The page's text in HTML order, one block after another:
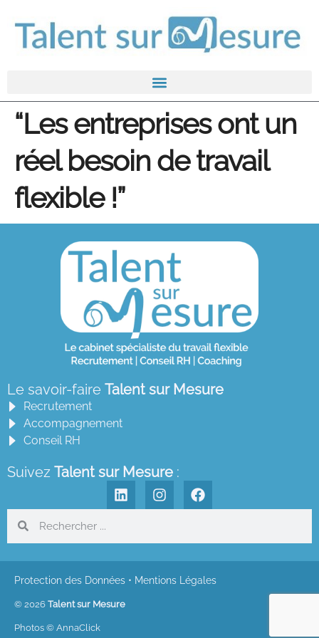
“Les entreprises ont un
réel besoin de travail
flexible !”
Le savoir-faire Talent sur Mesure
Recrutement
Accompagnement
Conseil RH
Suivez Talent sur Mesure :
Protection des Données • Mentions Légales
© 2026 Talent sur Mesure
Photos © AnnaClick